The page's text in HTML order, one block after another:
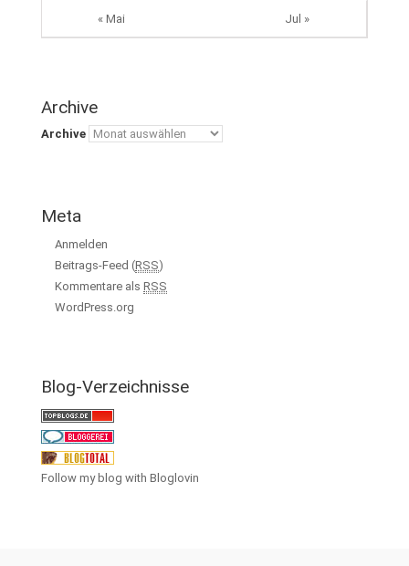
« Mai Jul »
Archive
Archive
Meta
Anmelden
Beitrags-Feed (RSS)
Kommentare als RSS
WordPress.org
Blog-Verzeichnisse
Follow my blog with Bloglovin